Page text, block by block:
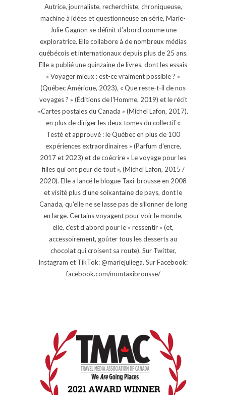
Autrice, journaliste, recherchiste, chroniqueuse,
machine à idées et questionneuse en série, Marie-
Julie Gagnon se définit d’abord comme une
exploratrice. Elle collabore à de nombreux médias
québécois et internationaux depuis plus de 25 ans.
Elle a publié une quinzaine de livres, dont les essais
« Voyager mieux : est-ce vraiment possible ? »
(Québec Amérique, 2023), « Que reste-t-il de nos
voyages ? » (Éditions de l'Homme, 2019) et le récit
«Cartes postales du Canada » (Michel Lafon, 2017),
en plus de diriger les deux tomes du collectif «
Testé et approuvé : le Québec en plus de 100
expériences extraordinaires » (Parfum d'encre,
2017 et 2023) et de coécrire « Le voyage pour les
filles qui ont peur de tout », (Michel Lafon, 2015 /
2020). Elle a lancé le blogue Taxi-brousse en 2008
et visité plus d'une soixantaine de pays, dont le
Canada, qu'elle ne se lasse pas de sillonner de long
en large. Certains voyagent pour voir le monde,
elle, c’est d’abord pour le « ressentir » (et,
accessoirement, goûter tous les desserts au
chocolat qui croisent sa route). Sur Twitter,
Instagram et TikTok: @mariejuliega. Sur Facebook:
facebook.com/montaxibrousse/